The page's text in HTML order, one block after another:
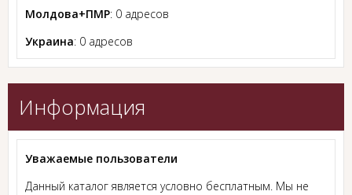
Молдова+ПМР: 0 адресов
Украина: 0 адресов
Информация
Уважаемые пользователи
Данный каталог является условно бесплатным. Мы не